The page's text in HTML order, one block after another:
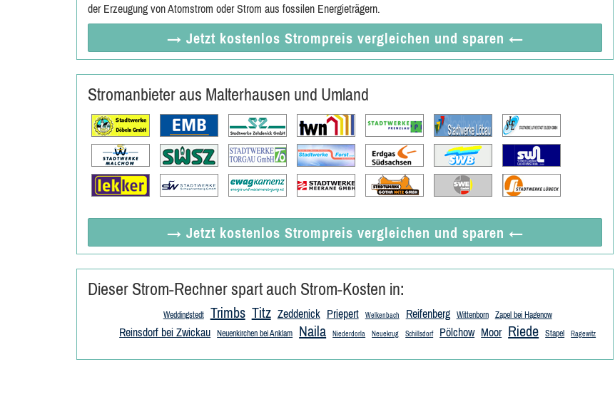
der Erzeugung von Atomstrom oder Strom aus fossilen Energieträgern.
→ Jetzt kostenlos Strompreis vergleichen und sparen ←
Stromanbieter aus Malterhausen und Umland
→ Jetzt kostenlos Strompreis vergleichen und sparen ←
Dieser Strom-Rechner spart auch Strom-Kosten in:
Weddingstedt Trimbs Titz Zeddenick Priepert Welkenbach Reifenberg Wittenborn Zapel bei Hagenow
Reinsdorf bei Zwickau Neuenkirchen bei Anklam Naila Niederdorla Neuekrug Schillsdorf Pölchow Moor Riede Stapel Ragewitz